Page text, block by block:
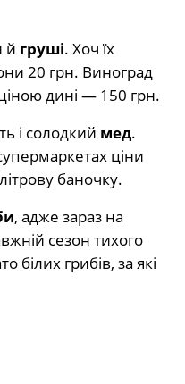
й груші. Хоч їх
20 грн. Виноград
дині — 150 грн.
і солодкий мед.
ціни
баночку.
, адже зараз на
сезон тихого
білих грибів, за які